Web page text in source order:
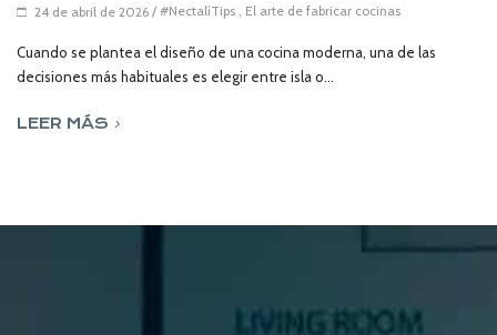
24 de abril de 2026 / #NectalíTips El arte de fabricar cocinas
Cuando se plantea el diseño de una cocina moderna, una de las
decisiones más habituales es elegir entre isla o...
LEER MÁS
SUSCRÍBETE A NUESTRA